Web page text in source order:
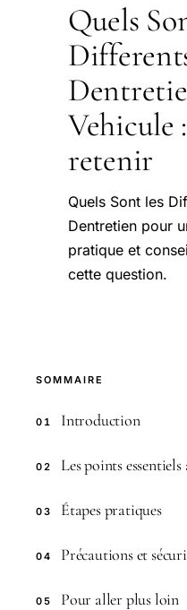
Quels
Vehicule
retenir
Quels Sont les
Dentretien pour
pratique et
cette question.
SOMMAIRE
01 Introduction
02 Les points
03 Étapes pratiques
04 Précautions et
05 Pour aller plus loin